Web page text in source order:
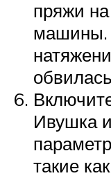
пряжи
машины.
Ивушка
такие